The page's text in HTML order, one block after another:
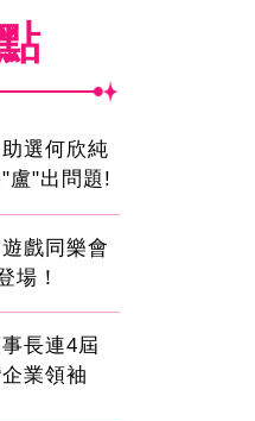
選何欣純
盧"出問題!
戲同樂會
場！
長連4屆
業領袖